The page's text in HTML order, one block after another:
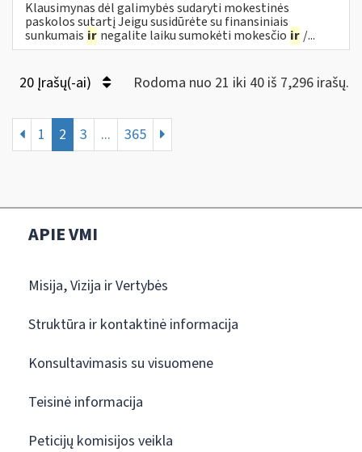
Klausimynas dėl galimybės sudaryti mokestinės
paskolos sutartį Jeigu susidūrėte su finansiniais
sunkumais ir negalite laiku sumokėti mokesčio ir /...
20 Įrašų(-ai) Rodoma nuo 21 iki 40 iš 7,296 irašų.
1 2 3 ... 365
APIE VMI
Misija, Vizija ir Vertybės
Struktūra ir kontaktinė informacija
Konsultavimasis su visuomene
Teisinė informacija
Peticijų komisijos veikla